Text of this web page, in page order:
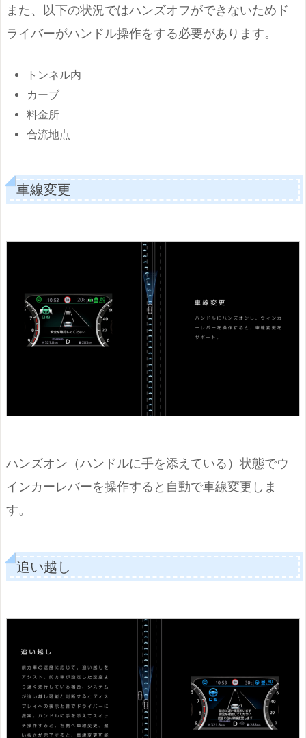
また、以下の状況ではハンズオフができないためド
ライバーがハンドル操作をする必要があります。
トンネル内
カーブ
料金所
合流地点
車線変更
ハンズオン（ハンドルに手を添えている）状態でウ
インカーレバーを操作すると自動で車線変更しま
す。
追い越し